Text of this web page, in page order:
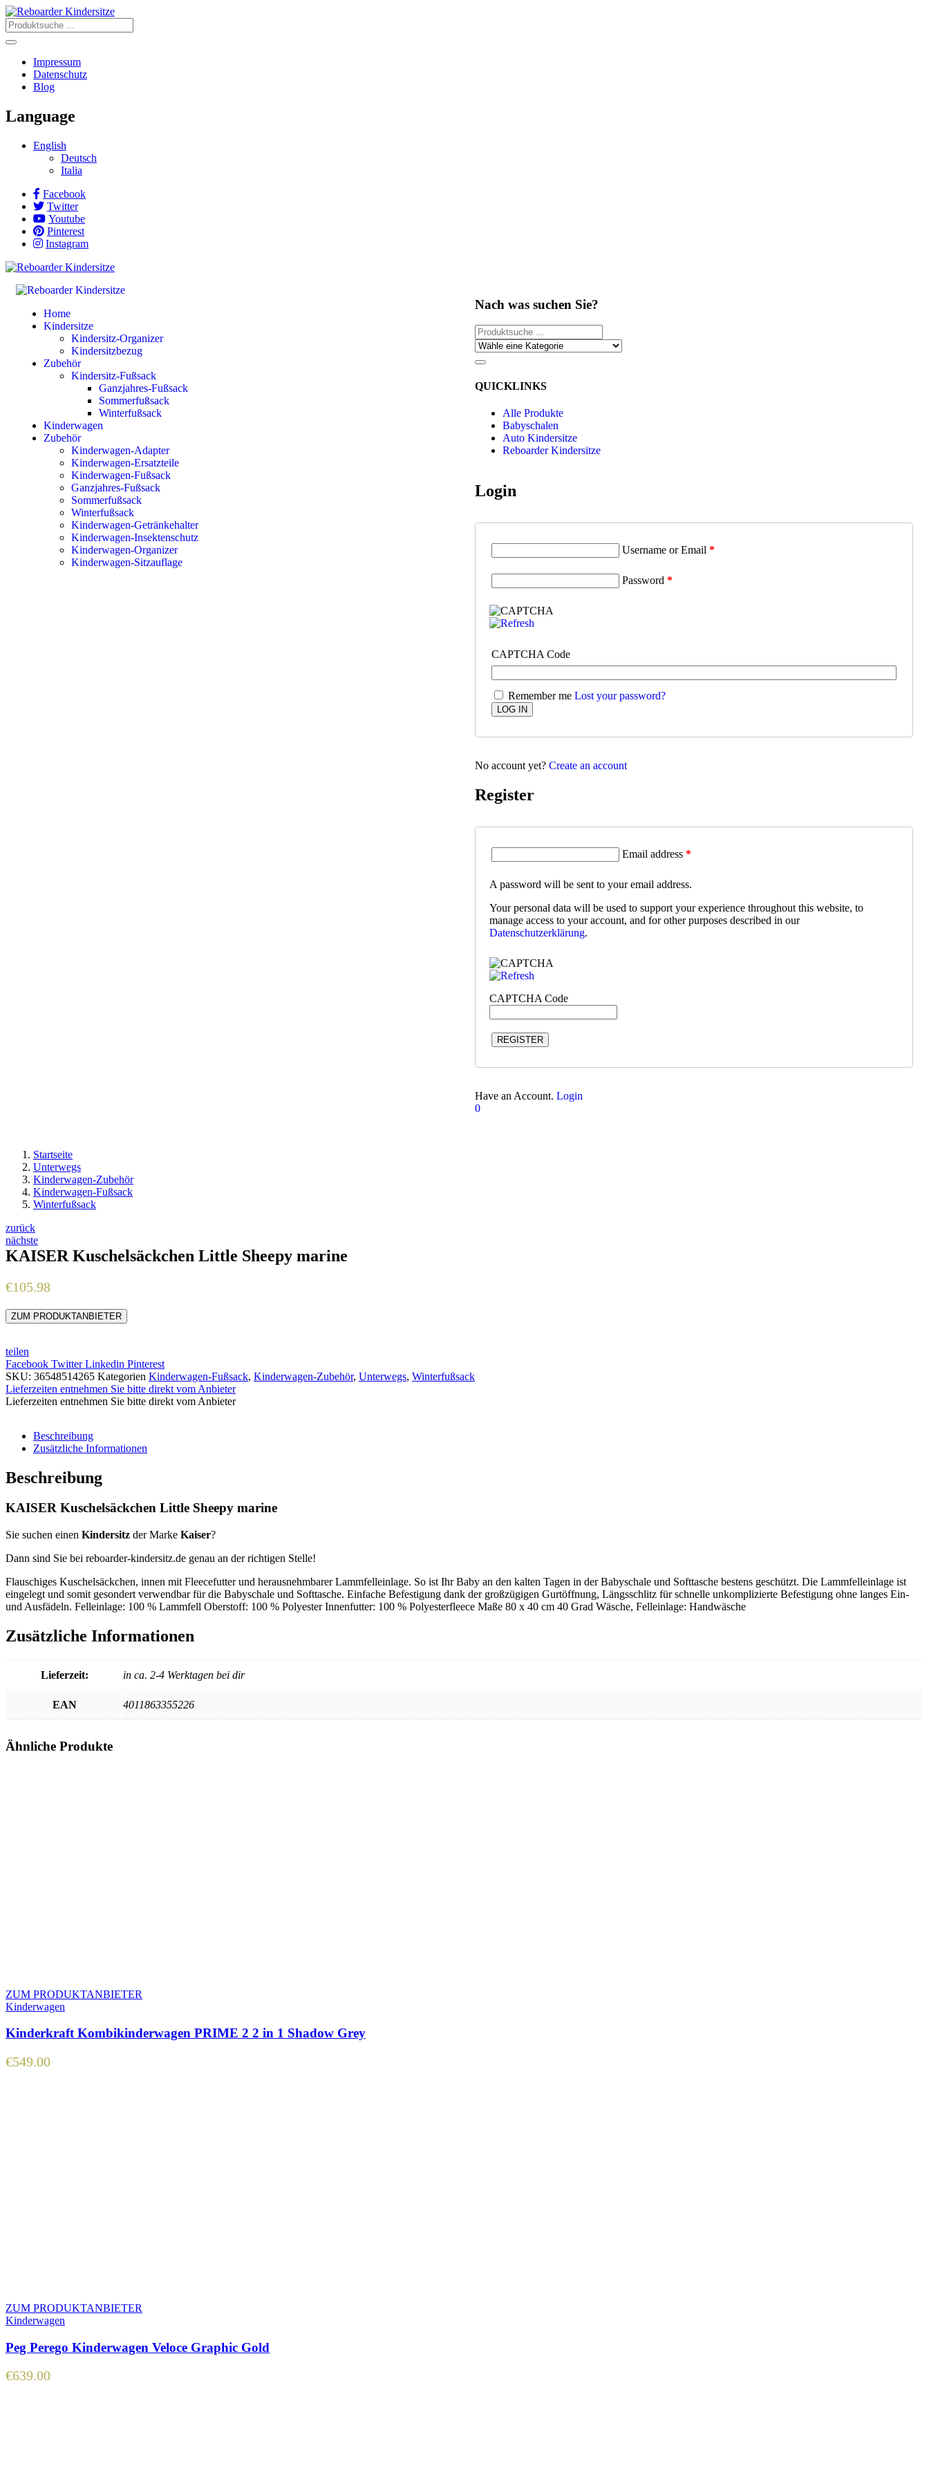
Impressum
Datenschutz
Blog
Language
English
Deutsch
Italia
Facebook
Twitter
Youtube
Pinterest
Instagram
Home
Kindersitze
Kindersitz-Organizer
Kindersitzbezug
Zubehör
Kindersitz-Fußsack
Ganzjahres-Fußsack
Sommerfußsack
Winterfußsack
Kinderwagen
Zubehör
Kinderwagen-Adapter
Kinderwagen-Ersatzteile
Kinderwagen-Fußsack
Ganzjahres-Fußsack
Sommerfußsack
Winterfußsack
Kinderwagen-Getränkehalter
Kinderwagen-Insektenschutz
Kinderwagen-Organizer
Kinderwagen-Sitzauflage
Nach was suchen Sie?
QUICKLINKS
Alle Produkte
Babyschalen
Auto Kindersitze
Reboarder Kindersitze
Login
Username or Email *
Password *
CAPTCHA Code
Remember me Lost your password?
No account yet? Create an account
Register
Email address *
A password will be sent to your email address.
Your personal data will be used to support your experience throughout this website, to
manage access to your account, and for other purposes described in our
Datenschutzerklärung.
CAPTCHA Code
REGISTER
Have an Account. Login
0
Startseite
Unterwegs
Kinderwagen-Zubehör
Kinderwagen-Fußsack
Winterfußsack
zurück
nächste
KAISER Kuschelsäckchen Little Sheepy marine
€105.98
ZUM PRODUKTANBIETER
teilen
Facebook TwitterLinkedin Pinterest
SKU: 36548514265 Kategorien Kinderwagen-Fußsack, Kinderwagen-Zubehör, Unterwegs, Winterfußsack
Lieferzeiten entnehmen Sie bitte direkt vom Anbieter
Lieferzeiten entnehmen Sie bitte direkt vom Anbieter
Beschreibung
Zusätzliche Informationen
Beschreibung
KAISER Kuschelsäckchen Little Sheepy marine
Sie suchen einen Kindersitz der Marke Kaiser?
Dann sind Sie bei reboarder-kindersitz.de genau an der richtigen Stelle!
Flauschiges Kuschelsäckchen, innen mit Fleecefutter und herausnehmbarer Lammfelleinlage. So ist Ihr Baby an den kalten Tagen in der Babyschale und Softtasche bestens geschützt. Die Lammfelleinlage ist
eingelegt und somit gesondert verwendbar für die Babyschale und Softtasche. Einfache Befestigung dank der großzügigen Gurtöffnung, Längsschlitz für schnelle unkomplizierte Befestigung ohne langes Ein-
und Ausfädeln. Felleinlage: 100 % Lammfell Oberstoff: 100 % Polyester Innenfutter: 100 % Polyesterfleece Maße 80 x 40 cm 40 Grad Wäsche, Felleinlage: Handwäsche
Zusätzliche Informationen
Lieferzeit: in ca. 2-4 Werktagen bei dir
EAN 4011863355226
Ähnliche Produkte
ZUM PRODUKTANBIETER
Kinderwagen
Kinderkraft Kombikinderwagen PRIME 2 2 in 1 Shadow Grey
€549.00
ZUM PRODUKTANBIETER
Kinderwagen
Peg Perego Kinderwagen Veloce Graphic Gold
€639.00